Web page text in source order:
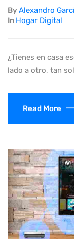
By Alexandro
In Hogar Digital
¿Tienes en casa
lado a otro, tan
Read More